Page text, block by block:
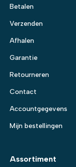
Betalen
Verzenden
Afhalen
Garantie
Retourneren
Contact
Accountgegevens
Mijn bestellingen
Assortiment